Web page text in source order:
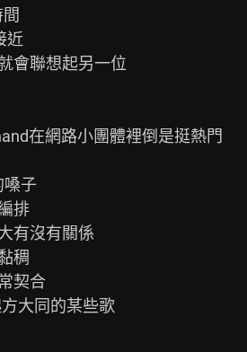
近
會聯想起另一位
在網路小團體裡倒是挺熱門
嗓子
排
有沒有關係
稠
契合
大同的某些歌